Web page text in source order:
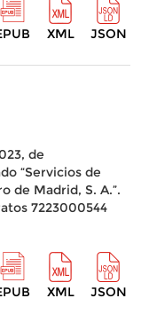
XML JSON
de
“Servicios de
de Madrid, S. A.”.
7223000544
XML JSON